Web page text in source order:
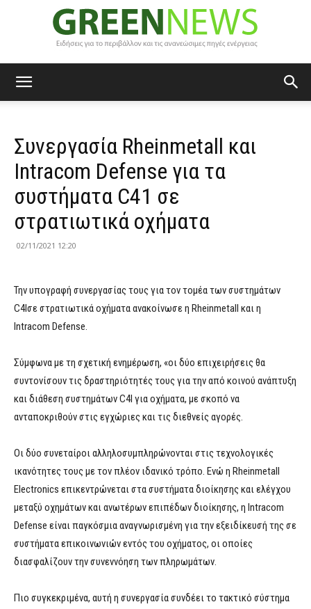
News
Συνεργασία Rheinmetall και
Intracom Defense για τα
συστήματα C41 σε
στρατιωτικά οχήματα
02/11/2021 12:20
Την υπογραφή συνεργασίας τους για τον τομέα των συστημάτων
C4Iσε στρατιωτικά οχήματα ανακοίνωσε η Rheinmetall και η
Intracom Defense.
Σύμφωνα με τη σχετική ενημέρωση, «οι δύο επιχειρήσεις θα
συντονίσουν τις δραστηριότητές τους για την από κοινού ανάπτυξη
και διάθεση συστημάτων C4I για οχήματα, με σκοπό να
ανταποκριθούν στις εγχώριες και τις διεθνείς αγορές.
Οι δύο συνεταίροι αλληλοσυμπληρώνονται στις τεχνολογικές
ικανότητες τους με τον πλέον ιδανικό τρόπο. Ενώ η Rheinmetall
Electronics επικεντρώνεται στα συστήματα διοίκησης και ελέγχου
μεταξύ οχημάτων και ανωτέρων επιπέδων διοίκησης, η Intracom
Defense είναι παγκόσμια αναγνωρισμένη για την εξειδίκευσή της σε
συστήματα επικοινωνιών εντός του οχήματος, οι οποίες
διασφαλίζουν την συνεννόηση των πληρωμάτων.
Πιο συγκεκριμένα, αυτή η συνεργασία συνδέει το τακτικό σύστημα